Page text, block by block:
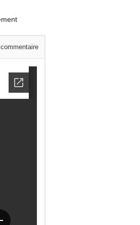
commentaire